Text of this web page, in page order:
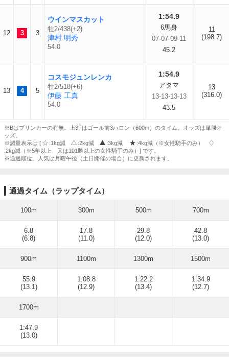
12 3 3
ウインマスカット
牡2/438(+2)
津村 明秀
54.0
1:54.9
6馬身
07-07-09-11
45.2
11
(198.7)
13 4 5
コスモジュンレンカ
牡2/518(+6)
伊藤 工真
54.0
1:54.9
アタマ
13-13-13-13
43.5
13
(316.0)
※Bはブリンカーの有無。上3Fはゴール前3ハロン（600m）のタイム。オッズは単勝オ
ッズ。
※減量表示は [
:1kg減 :2kg減 :3kg減
:4kg減（※女性騎手のみ）
:2kg減（※5年以上、又は101勝以上の女性騎手のみ）] です。
※通過順位、人気は月曜午後（土日開催の場合）に更新されます。
通過タイム（ラップタイム）
100m 300m 500m 700m
6.8
(6.8)
17.8
(11.0)
29.8
(12.0)
42.8
(13.0)
900m 1100m 1300m 1500m
55.9
(13.1)
1:08.8
(12.9)
1:22.2
(13.4)
1:34.9
(12.7)
1700m
1:47.9
(13.0)